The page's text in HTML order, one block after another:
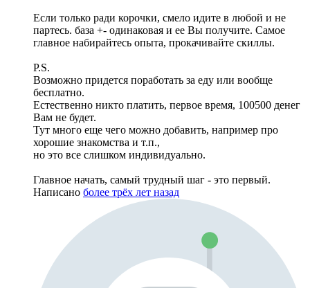
Если только ради корочки, смело идите в любой и не
партесь. база +- одинаковая и ее Вы получите. Самое
главное набирайтесь опыта, прокачивайте скиллы.
P.S.
Возможно придется поработать за еду или вообще
бесплатно.
Естественно никто платить, первое время, 100500 денег
Вам не будет.
Тут много еще чего можно добавить, например про
хорошие знакомства и т.п.,
но это все слишком индивидуально.
Главное начать, самый трудный шаг - это первый.
Написано более трёх лет назад